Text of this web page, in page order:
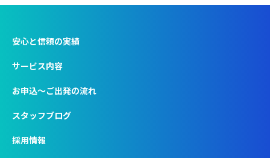
安心と信頼の実績
サービス内容
お申込〜ご出発の流れ
スタッフブログ
採用情報